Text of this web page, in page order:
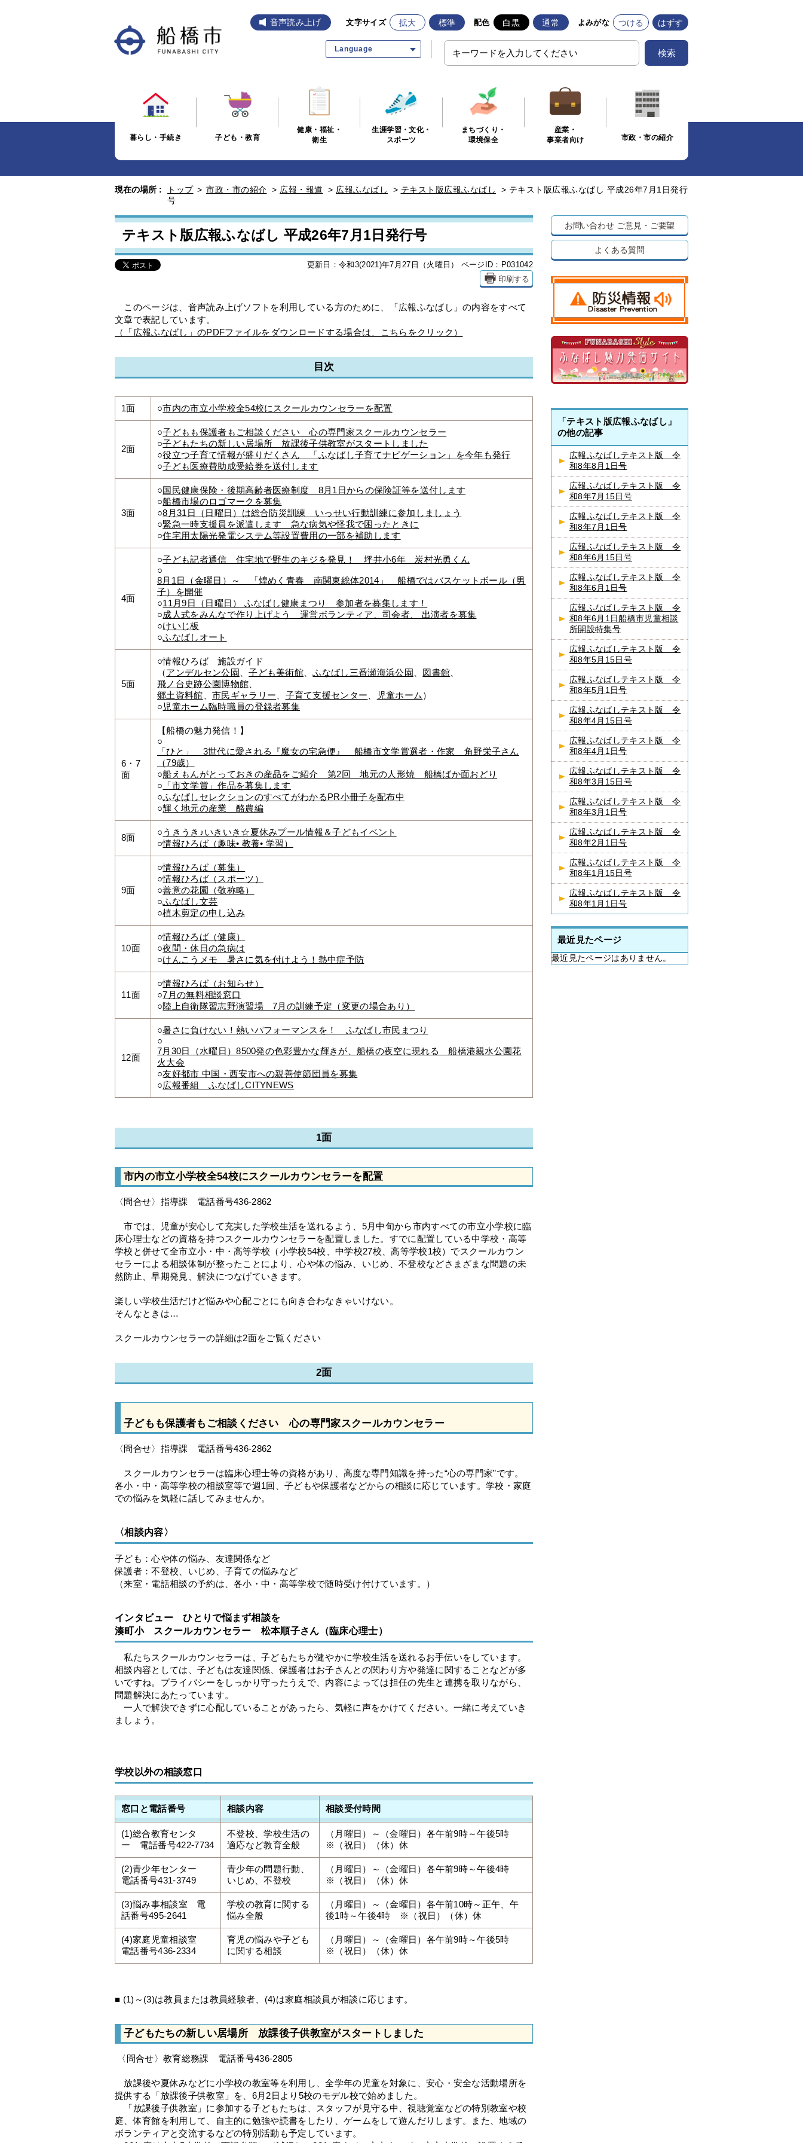
音声読み上げ 文字サイズ 拡大 標準 配色 白黒 通常 よみがな つける はずす
Language 検索
暮らし・手続き 子ども・教育
健康・福祉・
衛生
生涯学習・文化・
スポーツ
まちづくり・
環境保全
産業・
事業者向け
市政・市の紹介
現在の場所 : トップ > 市政・市の紹介 > 広報・報道 > 広報ふなばし > テキスト版広報ふなばし > テキスト版広報ふなばし 平成26年7月1日発行
号
テキスト版広報ふなばし 平成26年7月1日発行号
更新日：令和3(2021)年7月27日（火曜日） ページID：P031042
印刷する
このページは、音声読み上げソフトを利用している方のために、「広報ふなばし」の内容をすべて
文章で表記しています。
（「広報ふなばし」のPDFファイルをダウンロードする場合は、こちらをクリック）
目次
1面 ○市内の市立小学校全54校にスクールカウンセラーを配置
2面
○子どもも保護者もご相談ください 心の専門家スクールカウンセラー
○子どもたちの新しい居場所 放課後子供教室がスタートしました
○役立つ子育て情報が盛りだくさん 「ふなばし子育てナビゲーション」を今年も発行
○子ども医療費助成受給券を送付します
3面
○ 国民健康保険・後期高齢者医療制度 8月1日からの保険証等を送付します
○船橋市場のロゴマークを募集
○8月31日（日曜日）は総合防災訓練 いっせい行動訓練に参加しましょう
○緊急一時支援員を派遣します 急な病気や怪我で困ったときに
○住宅用太陽光発電システム等設置費用の一部を補助します
4面
○子ども記者通信 住宅地で野生のキジを発見！ 坪井小6年 炭村光勇くん
○
8月1日（金曜日）～ 「煌めく青春 南関東総体2014」 船橋ではバスケットボール（男
子）を開催
○11月9日（日曜日） ふなばし健康まつり 参加者を募集します！
○成人式をみんなで作り上げよう 運営ボランティア、司会者、 出演者を募集
○けいじ板
○ふなばしオート
5面
○情報ひろば 施設ガイド
（アンデルセン公園 、子ども美術館、ふなばし三番瀬海浜公園 、 図書館、
飛ノ台史跡公園博物館、
郷土資料館、 市民ギャラリー、 子育て支援センター、 児童ホーム）
○ 児童ホーム臨時職員の登録者募集
6・7
面
【船橋の魅力発信！】
○
「ひと」 3世代に愛される『魔女の宅急便』 船橋市文学賞選者・作家 角野栄子さん
（79歳）
○船えもんがとっておきの産品をご紹介 第2回 地元の人形焼 船橋ばか面おどり
○ 「市文学賞」作品を募集します
○ふなばしセレクションのすべてがわかるPR小冊子を配布中
○輝く地元の産業 酪農編
8面
○うきうき♪いきいき☆夏休みプール情報＆子どもイベント
○情報ひろば（趣味• 教養• 学習）
9面
○情報ひろば（募集）
○情報ひろば（スポーツ）
○善意の花園（敬称略）
○ふなばし文芸
○植木剪定の申し込み
10面
○情報ひろば（健康）
○夜間・休日の急病は
○けんこうメモ 暑さに気を付けよう！熱中症予防
11面
○情報ひろば（お知らせ）
○7月の無料相談窓口
○陸上自衛隊習志野演習場 7月の訓練予定（変更の場合あり）
12面
○暑さに負けない！熱いパフォーマンスを！ ふなばし市民まつり
○
7月30日（水曜日）8500発の色彩豊かな輝きが、船橋の夜空に現れる 船橋港親水公園花
火大会
○友好都市 中国・西安市への親善使節団員を募集
○広報番組 ふなばしCITYNEWS
1面
市内の市立小学校全54校にスクールカウンセラーを配置
〈問合せ〉指導課 電話番号436-2862
市では、児童が安心して充実した学校生活を送れるよう、5月中旬から市内すべての市立小学校に臨
床心理士などの資格を持つスクールカウンセラーを配置しました。すでに配置している中学校・高等
学校と併せて全市立小・中・高等学校（小学校54校、中学校27校、高等学校1校）でスクールカウン
セラーによる相談体制が整ったことにより、心や体の悩み、いじめ、不登校などさまざまな問題の未
然防止、早期発見、解決につなげていきます。
楽しい学校生活だけど悩みや心配ごとにも向き合わなきゃいけない。
そんなときは…
スクールカウンセラーの詳細は2面をご覧ください
2面
子どもも保護者もご相談ください 心の専門家スクールカウンセラー
〈問合せ〉指導課 電話番号436-2862
スクールカウンセラーは臨床心理士等の資格があり、高度な専門知識を持った“心の専門家”です。
各小・中・高等学校の相談室等で週1回、子どもや保護者などからの相談に応じています。学校・家庭
での悩みを気軽に話してみませんか。
〈相談内容〉
子ども：心や体の悩み、友達関係など
保護者：不登校、いじめ、子育ての悩みなど
（来室・電話相談の予約は、各小・中・高等学校で随時受け付けています。）
インタビュー ひとりで悩まず相談を
湊町小 スクールカウンセラー 松本順子さん（臨床心理士）
私たちスクールカウンセラーは、子どもたちが健やかに学校生活を送れるお手伝いをしています。
相談内容としては、子どもは友達関係、保護者はお子さんとの関わり方や発達に関することなどが多
いですね。プライバシーをしっかり守ったうえで、内容によっては担任の先生と連携を取りながら、
問題解決にあたっています。
一人で解決できずに心配していることがあったら、気軽に声をかけてください。一緒に考えていき
ましょう。
学校以外の相談窓口
窓口と電話番号 相談内容 相談受付時間
(1)総合教育センタ
ー 電話番号422-7734
不登校、学校生活の
適応など教育全般
（月曜日）～（金曜日）各午前9時～午後5時
※（祝日）（休）休
(2)青少年センター
電話番号431-3749
青少年の問題行動、
いじめ、不登校
（月曜日）～（金曜日）各午前9時～午後4時
※（祝日）（休）休
(3)悩み事相談室 電
話番号495-2641
学校の教育に関する
悩み全般
（月曜日）～（金曜日）各午前10時～正午、午
後1時～午後4時 ※（祝日）（休）休
(4)家庭児童相談室
電話番号436-2334
育児の悩みや子ども
に関する相談
（月曜日）～（金曜日）各午前9時～午後5時
※（祝日）（休）休
■ (1)～(3)は教員または教員経験者、(4)は家庭相談員が相談に応じます。
子どもたちの新しい居場所 放課後子供教室がスタートしました
〈問合せ〉教育総務課 電話番号436-2805
放課後や夏休みなどに小学校の教室等を利用し、全学年の児童を対象に、安心・安全な活動場所を
提供する「放課後子供教室」を、6月2日より5校のモデル校で始めました。
「放課後子供教室」に参加する子どもたちは、スタッフが見守る中、視聴覚室などの特別教室や校
庭、体育館を利用して、自主的に勉強や読書をしたり、ゲームをして遊んだりします。また、地域の
ボランティアと交流するなどの特別活動も予定しています。
お問い合わせ ご意見・ご要望
よくある質問
「テキスト版広報ふなばし」
の他の記事
広報ふなばしテキスト版 令
和8年8月1日号
広報ふなばしテキスト版 令
和8年7月15日号
広報ふなばしテキスト版 令
和8年7月1日号
広報ふなばしテキスト版 令
和8年6月15日号
広報ふなばしテキスト版 令
和8年6月1日号
広報ふなばしテキスト版 令
和8年6月1日船橋市児童相談
所開設特集号
広報ふなばしテキスト版 令
和8年5月15日号
広報ふなばしテキスト版 令
和8年5月1日号
広報ふなばしテキスト版 令
和8年4月15日号
広報ふなばしテキスト版 令
和8年4月1日号
広報ふなばしテキスト版 令
和8年3月15日号
広報ふなばしテキスト版 令
和8年3月1日号
広報ふなばしテキスト版 令
和8年2月1日号
広報ふなばしテキスト版 令
和8年1月15日号
広報ふなばしテキスト版 令
和8年1月1日号
最近見たページ
最近見たページはありません。